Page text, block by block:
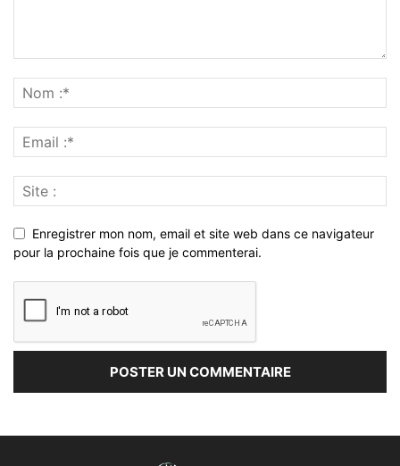
Enregistrer mon nom, email et site web dans ce navigateur
pour la prochaine fois que je commenterai.